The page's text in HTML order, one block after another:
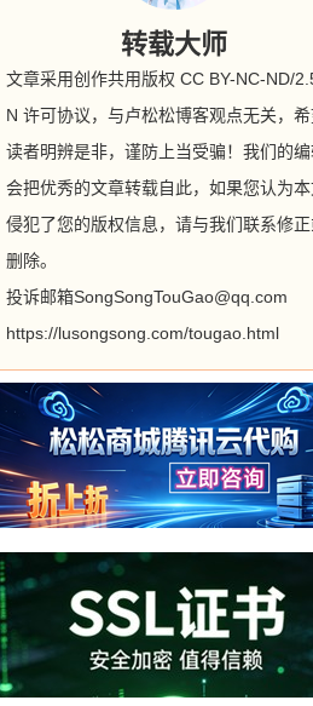
转载大师
文章采用创作共用版权 CC BY-NC-ND/
N 许可协议，与卢松松博客观点无关，
读者明辨是非，谨防上当受骗！我们的
会把优秀的文章转载自此，如果您认为
侵犯了您的版权信息，请与我们联系修
删除。
投诉邮箱SongSongTouGao@qq.com
https://lusongsong.com/tougao.html